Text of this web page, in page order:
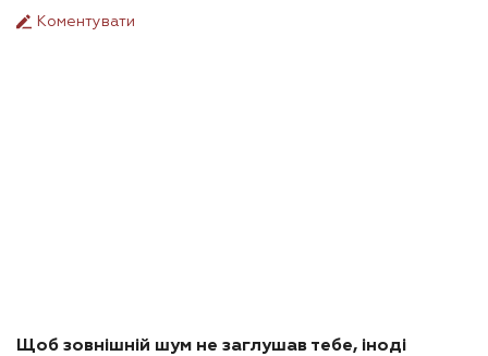
Коментувати
Щоб зовнішній шум не заглушав тебе, іноді